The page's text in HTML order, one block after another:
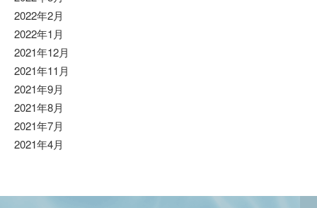
2022年2月
2022年1月
2021年12月
2021年11月
2021年9月
2021年8月
2021年7月
2021年4月